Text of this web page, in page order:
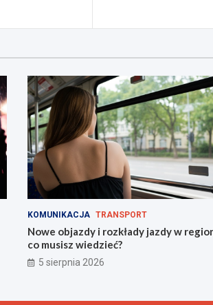
KOMUNIKACJA TRANSPORT
Nowe objazdy i rozkłady jazdy w
co musisz wiedzieć?
5 sierpnia 2026